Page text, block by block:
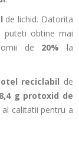
de lichid. Datorita
puteti obtine mai
de 20% la
otel reciclabil de
8,4 g protoxid de
calitatii pentru a